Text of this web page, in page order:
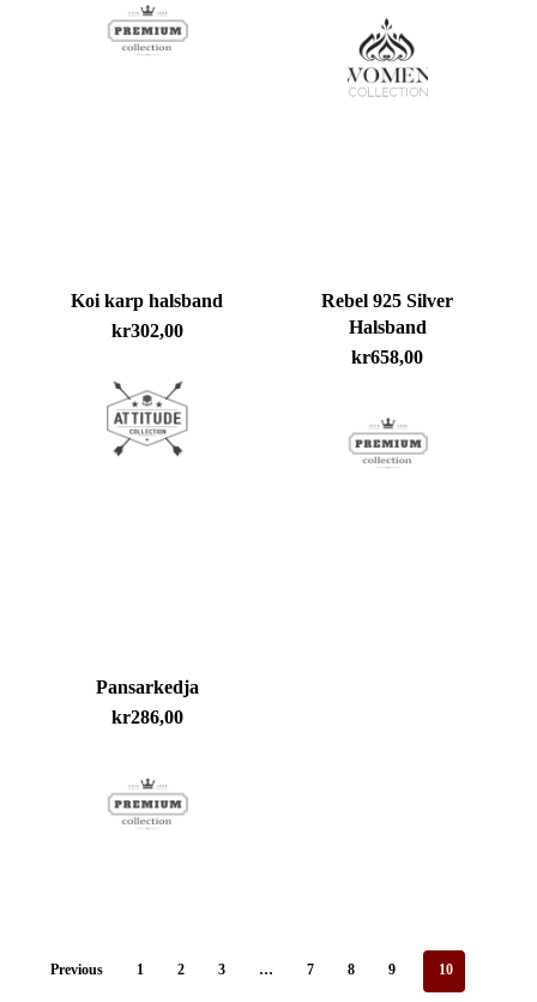
Koi karp halsband
kr302,00
Rebel 925 Silver
Halsband
kr658,00
Pansarkedja
kr286,00
Previous 1 2 3 … 7 8 9 10